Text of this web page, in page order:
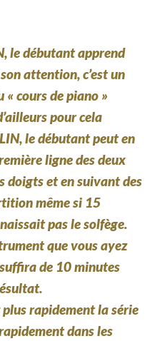
le débutant apprend
attention, c’est un
« cours de piano »
pour cela
le débutant peut en
ligne des deux
doigts et en suivant des
même si 15
pas le solfège.
que vous ayez
de 10 minutes
rapidement la série
dans les